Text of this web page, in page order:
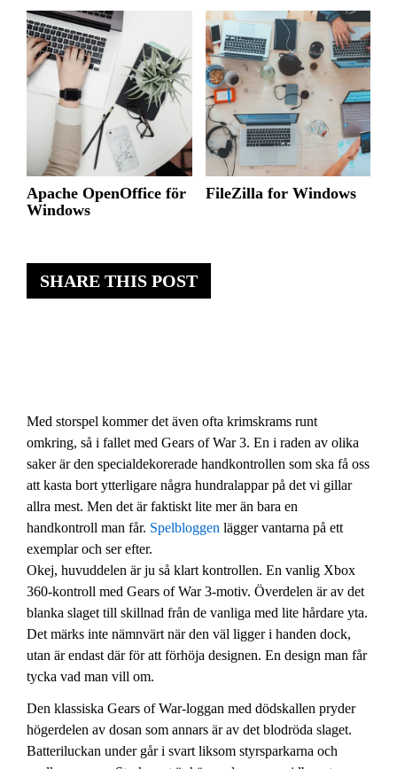
SHARE THIS POST
Med storspel kommer det även ofta krimskrams runt
omkring, så i fallet med Gears of War 3. En i raden av olika
saker är den specialdekorerade handkontrollen som ska få oss
att kasta bort ytterligare några hundralappar på det vi gillar
allra mest. Men det är faktiskt lite mer än bara en
handkontroll man får. Spelbloggen lägger vantarna på ett
exemplar och ser efter.
Okej, huvuddelen är ju så klart kontrollen. En vanlig Xbox
360-kontroll med Gears of War 3-motiv. Överdelen är av det
blanka slaget till skillnad från de vanliga med lite hårdare yta.
Det märks inte nämnvärt när den väl ligger i handen dock,
utan är endast där för att förhöja designen. En design man får
tycka vad man vill om.
Den klassiska Gears of War-loggan med dödskallen pryder
högerdelen av dosan som annars är av det blodröda slaget.
Batteriluckan under går i svart liksom styrsparkarna och
Apache OpenOffice för
Windows
FileZilla for Windows